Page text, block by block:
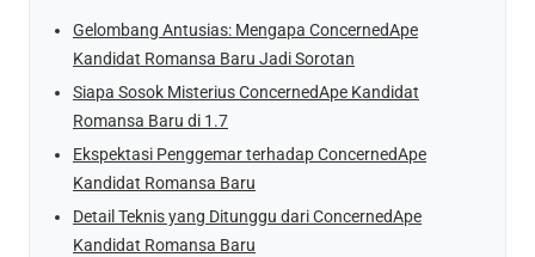
Gelombang Antusias: Mengapa ConcernedApe
Kandidat Romansa Baru Jadi Sorotan
Siapa Sosok Misterius ConcernedApe Kandidat
Romansa Baru di 1.7
Ekspektasi Penggemar terhadap ConcernedApe
Kandidat Romansa Baru
Detail Teknis yang Ditunggu dari ConcernedApe
Kandidat Romansa Baru